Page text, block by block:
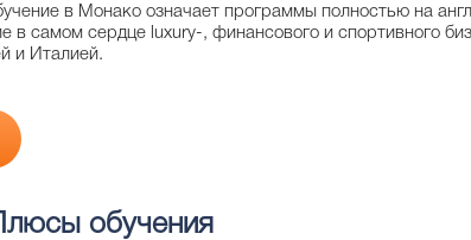
в Монако означает программы полностью на
в самом сердце luxury-, финансового и спортивного
и Италией.
обучения